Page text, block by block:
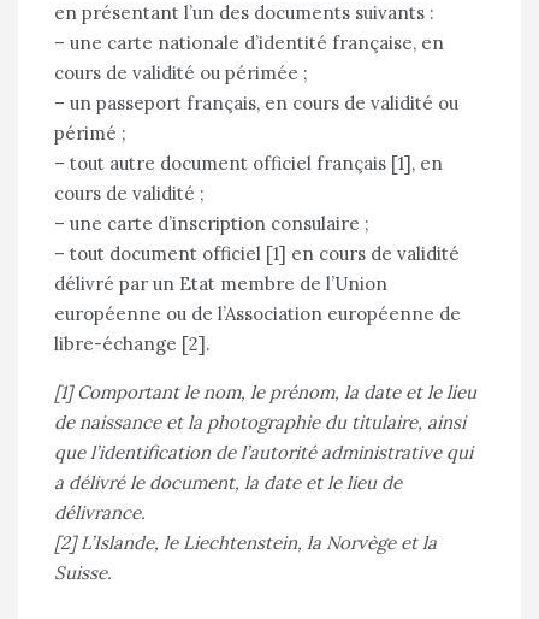
en présentant l’un des documents suivants :
– une carte nationale d’identité française, en
cours de validité ou périmée ;
– un passeport français, en cours de validité ou
périmé ;
– tout autre document officiel français [1], en
cours de validité ;
– une carte d’inscription consulaire ;
– tout document officiel [1] en cours de validité
délivré par un Etat membre de l’Union
européenne ou de l’Association européenne de
libre-échange [2].
[1] Comportant le nom, le prénom, la date et le lieu
de naissance et la photographie du titulaire, ainsi
que l’identification de l’autorité administrative qui
a délivré le document, la date et le lieu de
délivrance.
[2] L’Islande, le Liechtenstein, la Norvège et la
Suisse.